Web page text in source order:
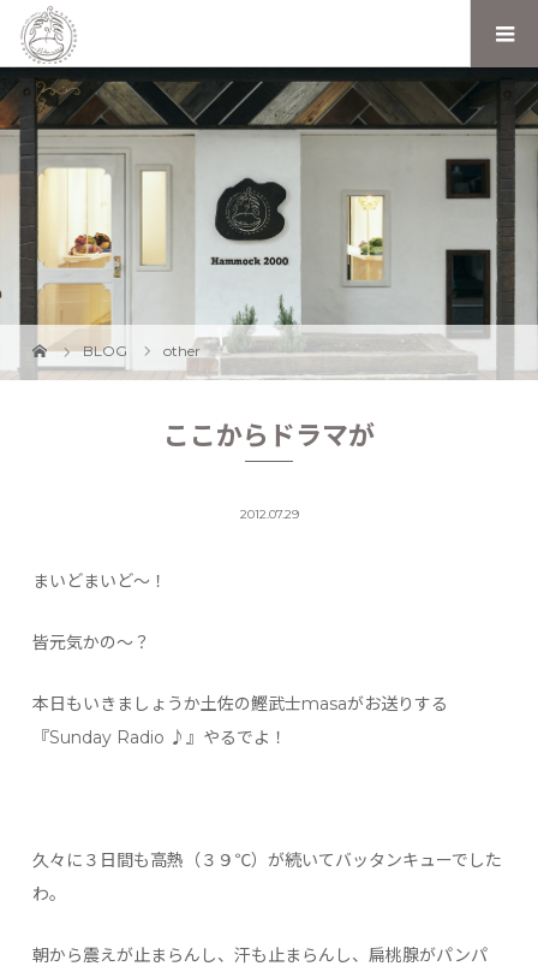
BLOG other
ここからドラマが
2012.07.29
まいどまいど〜！
皆元気かの〜？
本日もいきましょうか土佐の鰹武士masaがお送りする
『Sunday Radio ♪』やるでよ！
久々に３日間も高熱（３９℃）が続いてバッタンキューでした
わ。
朝から震えが止まらんし、汗も止まらんし、扁桃腺がパンパ